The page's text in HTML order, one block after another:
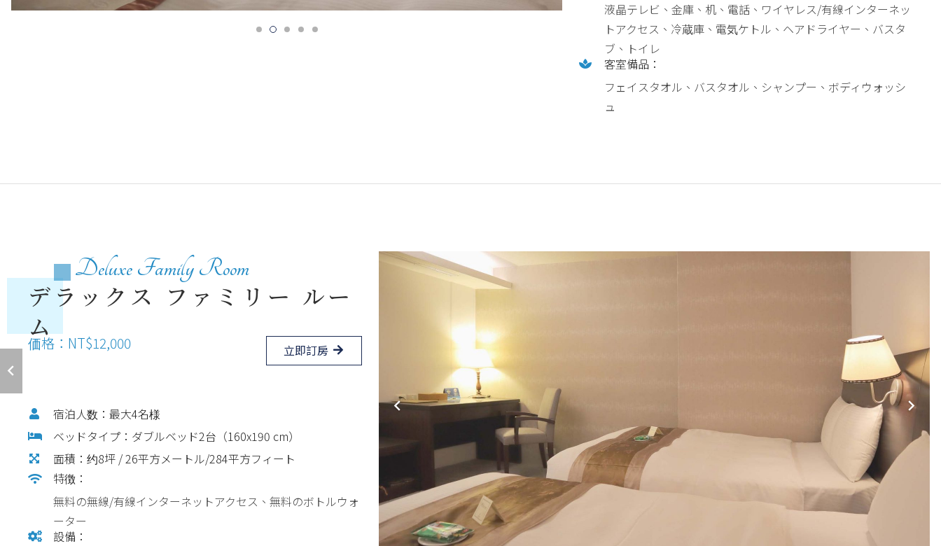
液晶テレビ、金庫、机、電話、ワイヤレス/有線インターネッ
トアクセス、冷蔵庫、電気ケトル、ヘアドライヤー、バスタ
ブ、トイレ
客室備品：
フェイスタオル、バスタオル、シャンプー、ボディウォッシ
ュ
Deluxe Family Room
デラックス ファミリー ルー
ム
立即訂房
価格：NT$12,000
宿泊人数：最大4名様
ベッドタイプ：ダブルベッド2台（160x190 cm）
面積：约8坪 / 26平方メートル/284平方フィート
特徴：
無料の無線/有線インターネットアクセス、無料のボトルウォ
ーター
設備：